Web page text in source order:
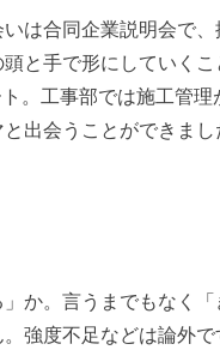
は合同企業説明会で
と手で形にしていく
工事部では施工管
出会うことができまし
。言うまでもなく
強度不足などは論外